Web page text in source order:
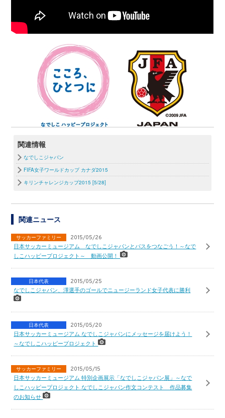
関連情報
なでしこジャパン
FIFA女子ワールドカップ カナダ2015
キリンチャレンジカップ2015 [5/28]
関連ニュース
サッカーファミリー 2015/05/26
日本サッカーミュージアム なでしこジャパンとパスをつなごう！～なで
しこハッピープロジェクト～ 動画公開！
日本代表 2015/05/25
なでしこジャパン、澤選手のゴールでニュージーランド女子代表に勝利
日本代表 2015/05/20
日本サッカーミュージアム なでしこジャパンにメッセージを届けよう！
～なでしこハッピープロジェクト
サッカーファミリー 2015/05/15
日本サッカーミュージアム 特別企画展示「なでしこジャパン展」～なで
しこハッピープロジェクト なでしこジャパン作文コンテスト 作品募集
のお知らせ